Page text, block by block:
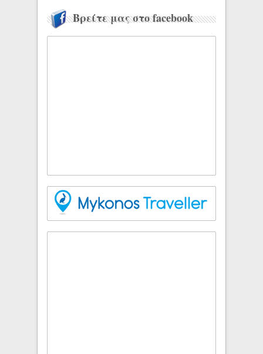
Βρείτε μας στο facebook